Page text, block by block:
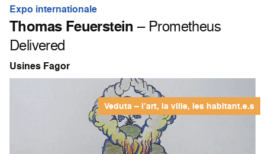
Expo internationale
Thomas Feuerstein– Prometheus
Delivered
Usines Fagor
Veduta – l’art, la ville, les habitant.e.s